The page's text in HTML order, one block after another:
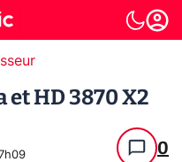
et HD 3870 X2
0